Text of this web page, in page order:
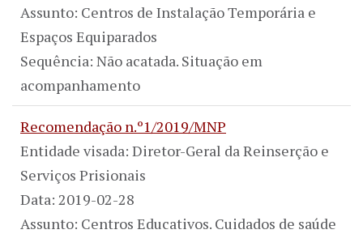
Assunto: Centros de Instalação Temporária e
Espaços Equiparados
Sequência: Não acatada. Situação em
acompanhamento
Recomendação n.º1/2019/MNP
Entidade visada: Diretor-Geral da Reinserção e
Serviços Prisionais
Data: 2019-02-28
Assunto: Centros Educativos. Cuidados de saúde